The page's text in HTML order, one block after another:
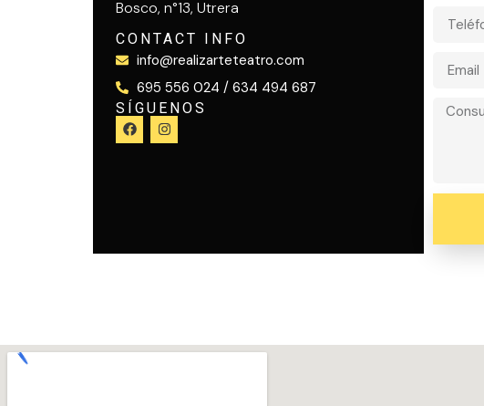
Bosco, n°13, Utrera
CONTACT INFO
info@realizarteteatro.com
695 556 024 / 634 494 687
SÍGUENOS